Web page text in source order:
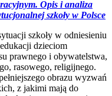
Opis i analiza
szkoły w Polsce
szkoły w odniesieniu
dzieciom
prawnego i obywatelstwa,
rasowego, religijnego.
obrazu wyzwań
z jakimi mają do